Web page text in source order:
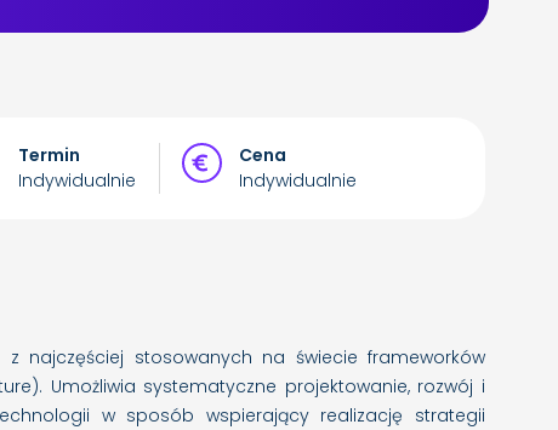
Termin
Indywidualnie
Cena
Indywidualnie
najczęściej stosowanych na świecie frameworków
Umożliwia systematyczne projektowanie, rozwój i
w sposób wspierający realizację strategii